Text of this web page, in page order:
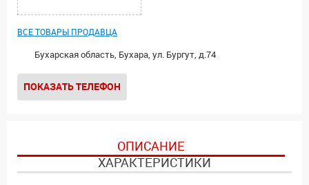
ВСЕ ТОВАРЫ ПРОДАВЦА
Бухарская область, Бухара, ул. Бургут, д.74
ПОКАЗАТЬ ТЕЛЕФОН
ОПИСАНИЕ
ХАРАКТЕРИСТИКИ